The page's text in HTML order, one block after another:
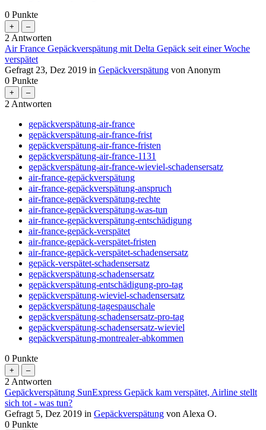
0 Punkte
2 Antworten
Air France Gepäckverspätung mit Delta Gepäck seit einer Woche
verspätet
Gefragt 23, Dez 2019 in Gepäckverspätung von Anonym
0 Punkte
2 Antworten
gepäckverspätung-air-france
gepäckverspätung-air-france-frist
gepäckverspätung-air-france-fristen
gepäckverspätung-air-france-1131
gepäckverspätung-air-france-wieviel-schadensersatz
air-france-gepäckverspätung
air-france-gepäckverspätung-anspruch
air-france-gepäckverspätung-rechte
air-france-gepäckverspätung-was-tun
air-france-gepäckverspätung-entschädigung
air-france-gepäck-verspätet
air-france-gepäck-verspätet-fristen
air-france-gepäck-verspätet-schadensersatz
gepäck-verspätet-schadensersatz
gepäckverspätung-schadensersatz
gepäckverspätung-entschädigung-pro-tag
gepäckverspätung-wieviel-schadensersatz
gepäckverspätung-tagespauschale
gepäckverspätung-schadensersatz-pro-tag
gepäckverspätung-schadensersatz-wieviel
gepäckverspätung-montrealer-abkommen
0 Punkte
2 Antworten
Gepäckverspätung SunExpress Gepäck kam verspätet, Airline stellt
sich tot - was tun?
Gefragt 5, Dez 2019 in Gepäckverspätung von Alexa O.
0 Punkte